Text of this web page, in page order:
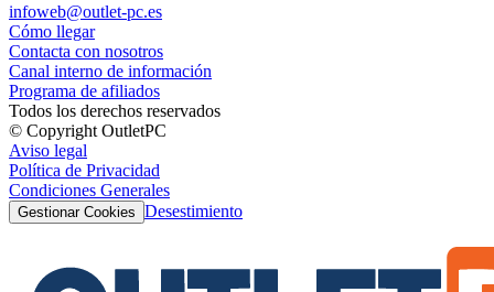
infoweb@outlet-pc.es
Cómo llegar
Contacta con nosotros
Canal interno de información
Programa de afiliados
Todos los derechos reservados
© Copyright OutletPC
Aviso legal
Política de Privacidad
Condiciones Generales
Gestionar Cookies Desestimiento